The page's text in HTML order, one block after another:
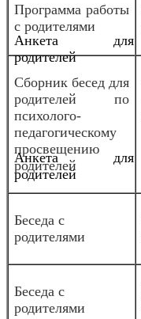
Анкета для
родителей
Анкета для
родителей
Программа работы
с родителями
Сборник бесед для
родителей по
психолого-
педагогическому
просвещению
родителей
Беседа с
родителями
Беседа с
родителями